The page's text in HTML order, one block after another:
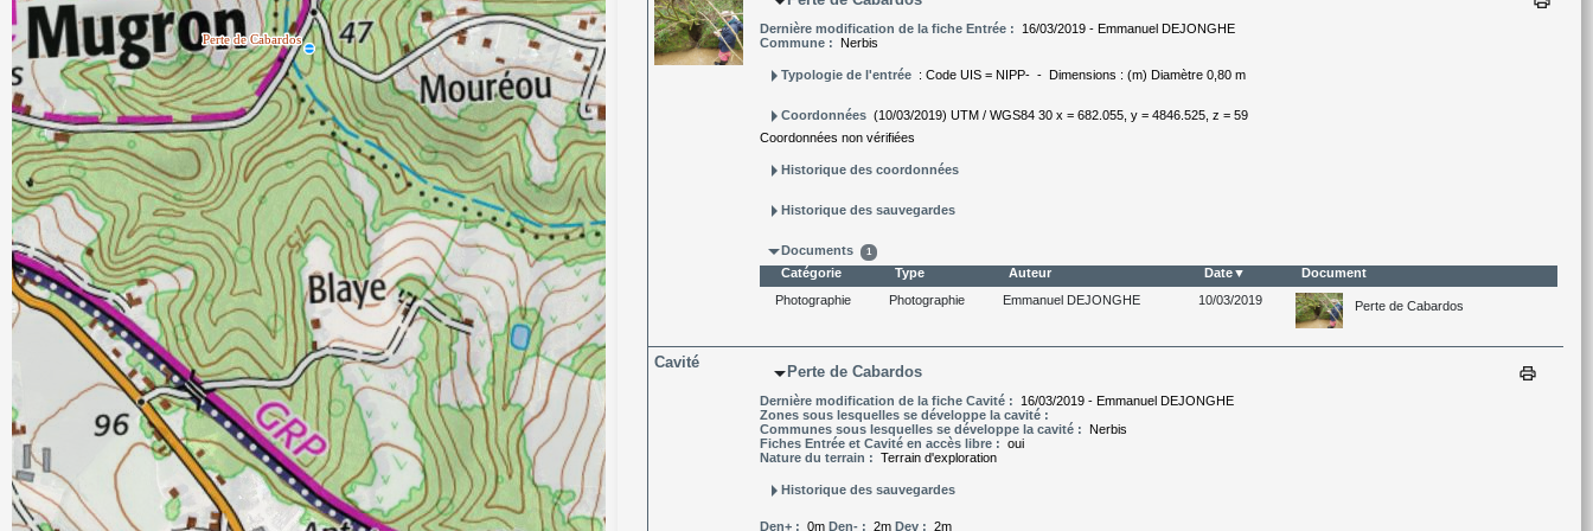
Dernière modification de la fiche Entrée :
16/03/2019 - Emmanuel DEJONGHE
Commune :
Nerbis
arrow_right
Typologie de l'entrée: Code UIS = NIPP- - Dimensions : (m) Diamètre 0,80 m
arrow_right
Coordonnées(10/03/2019) UTM / WGS84 30 x = 682.055, y = 4846.525, z = 59
Coordonnées non vérifiées
arrow_right
Historique des coordonnées
arrow_right
Historique des sauvegardes
arrow_drop_down
Documents 1
Catégorie Type Auteur Date
Document
Photographie
Photographie Emmanuel DEJONGHE 10/03/2019 Perte de Cabardos
Cavité arrow_drop_downPerte de Cabardos print
Dernière modification de la fiche Cavité :
16/03/2019 - Emmanuel DEJONGHE
Zones sous lesquelles se développe la cavité :
Communes sous lesquelles se développe la cavité :
Nerbis
Fiches Entrée et Cavité en accès libre : oui
Nature du terrain : Terrain d'exploration
arrow_right
Historique des sauvegardes
Den+ : 0m Den- : 2m Dev : 2m